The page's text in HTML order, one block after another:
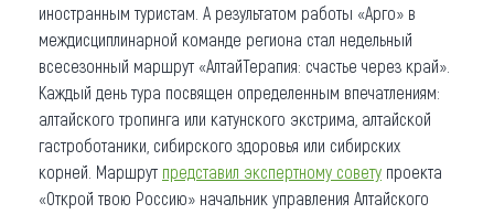
иностранным туристам. А результатом работы «Арго» в
междисциплинарной команде региона стал недельный
всесезонный маршрут «АлтайТерапия: счастье через край».
Каждый день тура посвящен определенным впечатлениям:
алтайского тропинга или катунского экстрима, алтайской
гастроботаники, сибирского здоровья или сибирских
корней. Маршрут представил экспертному совету проекта
«Открой твою Россию» начальник управления Алтайского